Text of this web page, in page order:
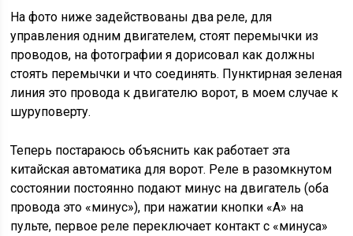
На фото ниже задействованы два реле, для
управления одним двигателем, стоят перемычки из
проводов, на фотографии я дорисовал как должны
стоять перемычки и что соединять. Пунктирная зеленая
линия это провода к двигателю ворот, в моем случае к
шуруповерту.
Теперь постараюсь объяснить как работает эта
китайская автоматика для ворот. Реле в разомкнутом
состоянии постоянно подают минус на двигатель (оба
провода это «минус»), при нажатии кнопки «А» на
пульте, первое реле переключает контакт с «минуса»